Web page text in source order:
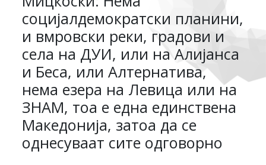
социјалдемократски планини,
и вмровски реки, градови и
села на ДУИ, или на Алијанса
и Беса, или Алтернатива,
нема езера на Левица или на
ЗНАМ, тоа е една единствена
Македонија, затоа да се
однесуваат сите одговорно